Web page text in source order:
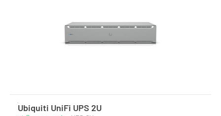
Ubiquiti UniFi UPS 2U